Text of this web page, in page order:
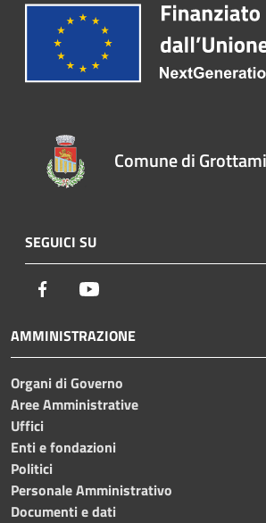
Comune di
SEGUICI SU
Facebook
AMMINISTRAZIONE
Organi di Governo
Aree Amministrative
Uffici
Enti e fondazioni
Politici
Personale Amministrativo
Documenti e dati